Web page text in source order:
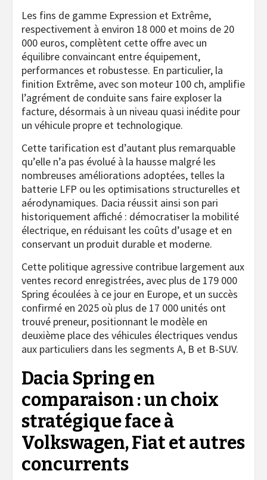
Les fins de gamme Expression et Extrême,
respectivement à environ 18 000 et moins de 20
000 euros, complètent cette offre avec un
équilibre convaincant entre équipement,
performances et robustesse. En particulier, la
finition Extrême, avec son moteur 100 ch, amplifie
l’agrément de conduite sans faire exploser la
facture, désormais à un niveau quasi inédite pour
un véhicule propre et technologique.
Cette tarification est d’autant plus remarquable
qu’elle n’a pas évolué à la hausse malgré les
nombreuses améliorations adoptées, telles la
batterie LFP ou les optimisations structurelles et
aérodynamiques. Dacia réussit ainsi son pari
historiquement affiché : démocratiser la mobilité
électrique, en réduisant les coûts d’usage et en
conservant un produit durable et moderne.
Cette politique agressive contribue largement aux
ventes record enregistrées, avec plus de 179 000
Spring écoulées à ce jour en Europe, et un succès
confirmé en 2025 où plus de 17 000 unités ont
trouvé preneur, positionnant le modèle en
deuxième place des véhicules électriques vendus
aux particuliers dans les segments A, B et B-SUV.
Dacia Spring en
comparaison : un choix
stratégique face à
Volkswagen, Fiat et autres
concurrents